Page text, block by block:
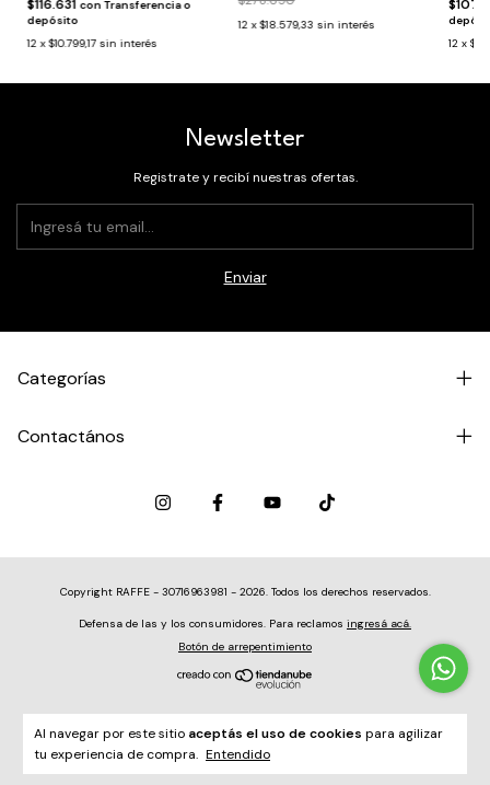
Al navegar por este sitio aceptás el uso de cookies para agilizar
tu experiencia de compra. Entendido
$116.631 con Transferencia o
depósito
12 x$10.799,17 sin interés
12 x$18.579,33 sin interés
12 x
Newsletter
Registrate y recibí nuestras ofertas.
Categorías
Contactános
Copyright RAFFE - 30716963981 - 2026. Todos los derechos reservados.
Defensa de las y los consumidores. Para reclamos ingresá acá.
Botón de arrepentimiento